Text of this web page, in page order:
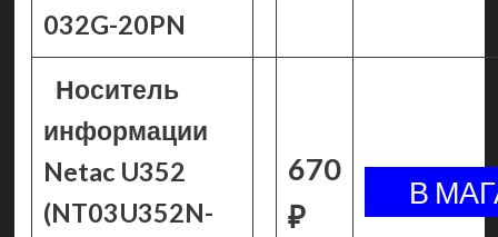
032G-20PN
Носитель
информации
Netac U352
(NT03U352N-
670
₽